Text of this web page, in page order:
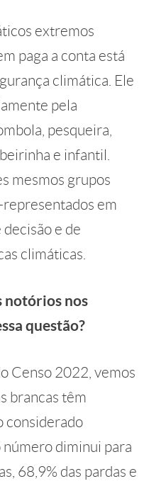
extremos
paga a conta está
climática. ​Ele
pela
pesqueira,
e infantil.
mesmos grupos
representados em
e de
climáticas.
notórios nos
questão?
Censo 2022, vemos
brancas têm
considerado
número diminui para
68,9% das pardas e